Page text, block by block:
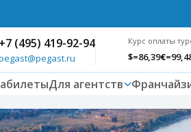
+7 (495) 419-92-94 Курс оплаты
$=86,39€
Для агентств